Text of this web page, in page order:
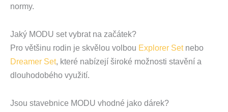
normy.
Jaký MODU set vybrat na začátek?
Pro většinu rodin je skvělou volbou Explorer Setnebo
Dreamer Set, které nabízejí široké možnosti stavění a
dlouhodobého využití.
Jsou stavebnice MODU vhodné jako dárek?